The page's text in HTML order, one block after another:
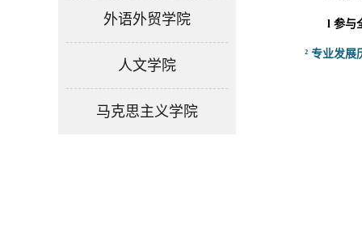
外语外贸学院
人文学院
马克思主义学院
l参与
² 专业发展